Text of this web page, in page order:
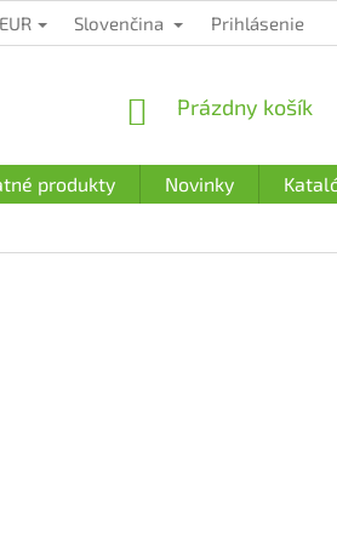
PODMIENKY OCHRANY
EUR Slovenčina Prihlásenie
NÁKUPNÝ
Prázdny košík
produkty Novinky